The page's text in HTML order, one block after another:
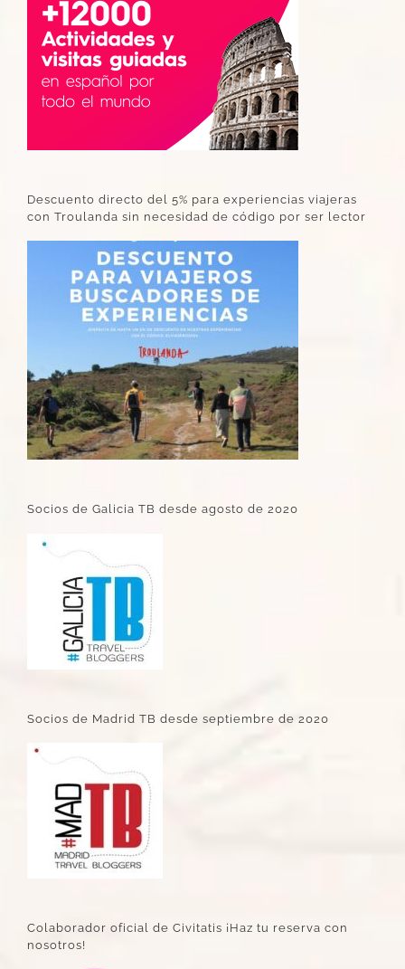
Descuento directo del 5% para experiencias viajeras
con Troulanda sin necesidad de código por ser lector
Socios de Galicia TB desde agosto de 2020
Socios de Madrid TB desde septiembre de 2020
Colaborador oficial de Civitatis ¡Haz tu reserva con
nosotros!